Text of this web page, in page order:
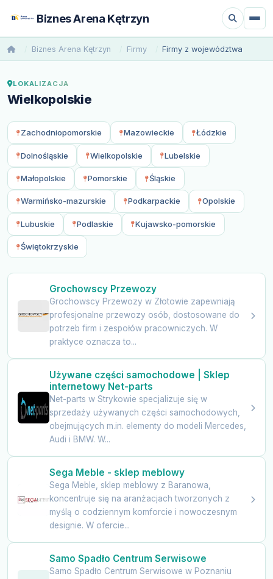
Biznes Arena Kętrzyn
Biznes Arena Kętrzyn Firmy Firmy z województwa
LOKALIZACJA
Wielkopolskie
Zachodniopomorskie Mazowieckie Łódzkie
Dolnośląskie Wielkopolskie Lubelskie
Małopolskie Pomorskie Śląskie
Warmińsko-mazurskie Podkarpackie Opolskie
Lubuskie Podlaskie Kujawsko-pomorskie
Świętokrzyskie
Grochowscy Przewozy
Grochowscy Przewozy w Złotowie zapewniają
profesjonalne przewozy osób, dostosowane do
potrzeb firm i zespołów pracowniczych. W
praktyce oznacza to...
Używane części samochodowe | Sklep
internetowy Net-parts
Net-parts w Strykowie specjalizuje się w
sprzedaży używanych części samochodowych,
obejmujących m.in. elementy do modeli Mercedes,
Audi i BMW. W...
Sega Meble - sklep meblowy
Sega Meble, sklep meblowy z Baranowa,
koncentruje się na aranżacjach tworzonych z
myślą o codziennym komforcie i nowoczesnym
designie. W ofercie...
Samo Spadło Centrum Serwisowe
Samo Spadło Centrum Serwisowe w Poznaniu